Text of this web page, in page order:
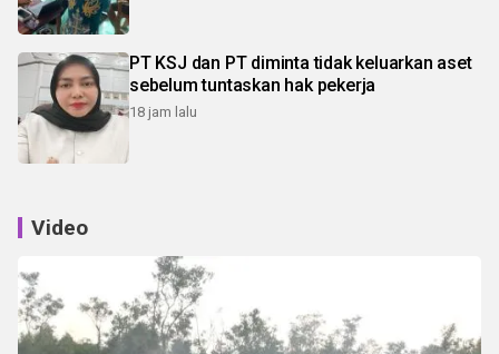
PT KSJ dan PT diminta tidak keluarkan aset
sebelum tuntaskan hak pekerja
18 jam lalu
Video